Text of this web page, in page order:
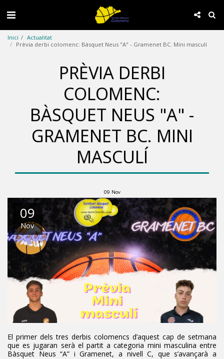
Inici
Actualitat
Prèvia derbi colomenc: Bàsquet Neus "A" - Gramenet BC. Mini masculí
PRÈVIA DERBI
COLOMENC:
BÀSQUET NEUS "A" -
GRAMENET BC. MINI
MASCULÍ
09 Nov
09
Nov
El primer dels tres derbis colomencs d’aquest cap de setmana
que es jugaran serà el partit a categoria mini masculina entre
Bàsquet Neus “A” i Gramenet, a nivell C, que s’avançarà a